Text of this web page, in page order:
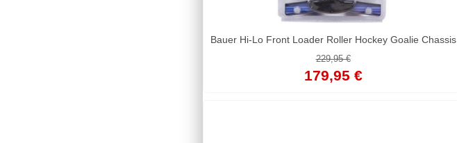
Bauer Hi-Lo Front Loader Roller Hockey Goalie Chassis
229,95 €
179,95 €